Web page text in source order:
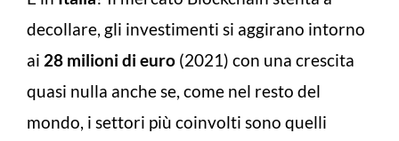
decollare, gli investimenti si aggirano intorno
ai 28 milioni di euro (2021) con una crescita
quasi nulla anche se, come nel resto del
mondo, i settori più coinvolti sono quelli